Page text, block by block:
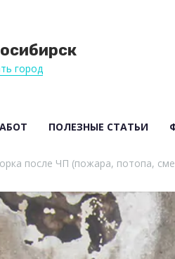
город
ПОЛЕЗНЫЕ СТАТЬИ
после ЧП (пожара, потопа,